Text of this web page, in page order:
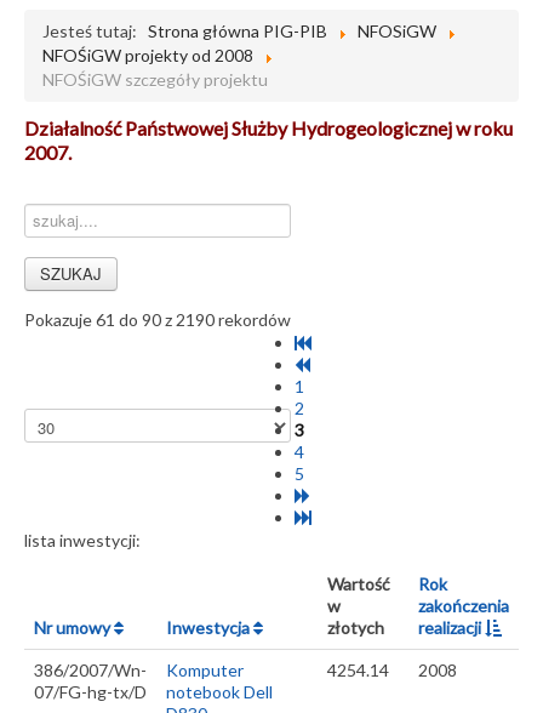
Jesteś tutaj: Strona główna PIG-PIB
NFOSiGW
NFOŚiGW projekty od 2008
NFOŚiGW szczegóły projektu
Działalność Państwowej Służby Hydrogeologicznej w roku
2007.
Pokazuje 61 do 90 z 2190 rekordów
1
2
3
4
5
lista inwestycji:
Nr umowy Inwestycja
Wartość
w
złotych
Rok
zakończenia
realizacji
386/2007/Wn-
07/FG-hg-tx/D
Komputer
notebook Dell
4254.14 2008